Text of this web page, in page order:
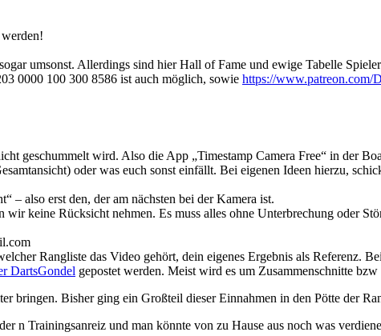
umsonst. Allerdings sind hier Hall of Fame und ewige Tabelle
0000 100 300 8586 ist auch möglich, sowie https://www.patreon.com/
geschummelt wird. Also die App „Timestamp Camera Free“ in der
oder was euch sonst einfällt. Bei eigenen Ideen hierzu,
– also erst den, der am nächsten bei der Kamera ist.
keine Rücksicht nehmen. Es muss alles ohne Unterbrechung oder
Rangliste das Video gehört, dein eigenes Ergebnis als Referenz.
DartsGondel gepostet werden. Meist wird es um Zusammenschnitte
bringen. Bisher ging ein Großteil dieser Einnahmen in den Pötte der
n Trainingsanreiz und man könnte von zu Hause aus noch was